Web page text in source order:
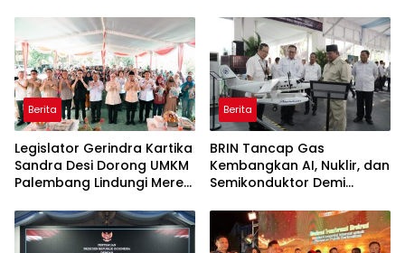
Sasaran
Berita
Legislator Gerindra Kartika
Sandra Desi Dorong UMKM
Palembang Lindungi Merek
Berita
BRIN Tancap Gas
Kembangkan AI, Nuklir, dan
Semikonduktor Demi
Indonesia